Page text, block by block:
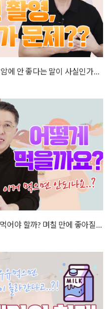
임신, X선 촬영, 브래지어? 유방암에 안 좋다는 말이 사실인가요 (유방암에 …
음식, 유방암 수술 전후 어떻게 먹어야 할까? 며칠 만에 좋아질 거란 생각…